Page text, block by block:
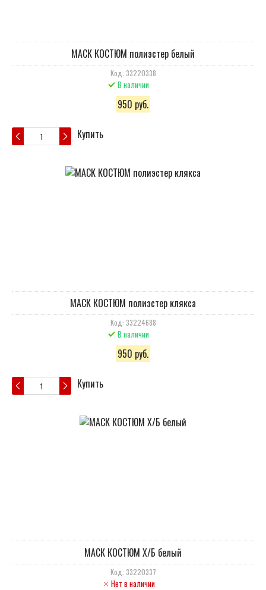
МАСК КОСТЮМ полиэстер белый
Код: 33220338
В наличии
950 руб.
Купить
МАСК КОСТЮМ полиэстер клякса
Код: 33224688
В наличии
950 руб.
Купить
МАСК КОСТЮМ Х/Б белый
Код: 33220337
Нет в наличии